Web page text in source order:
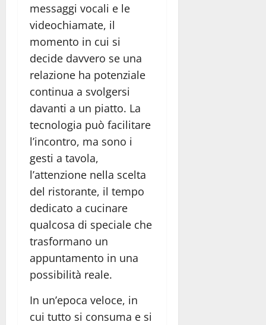
messaggi vocali e le
videochiamate, il
momento in cui si
decide davvero se una
relazione ha potenziale
continua a svolgersi
davanti a un piatto. La
tecnologia può facilitare
l’incontro, ma sono i
gesti a tavola,
l’attenzione nella scelta
del ristorante, il tempo
dedicato a cucinare
qualcosa di speciale che
trasformano un
appuntamento in una
possibilità reale.
In un’epoca veloce, in
cui tutto si consuma e si